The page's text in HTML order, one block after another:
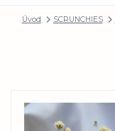
Úvod SCRUNCHIES